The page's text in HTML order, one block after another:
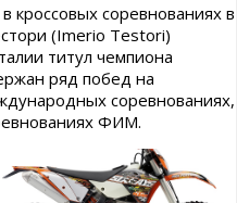
соревнованиях в
(Imerio Testori)
титул чемпиона
ряд побед на
соревнованиях,
ФИМ.